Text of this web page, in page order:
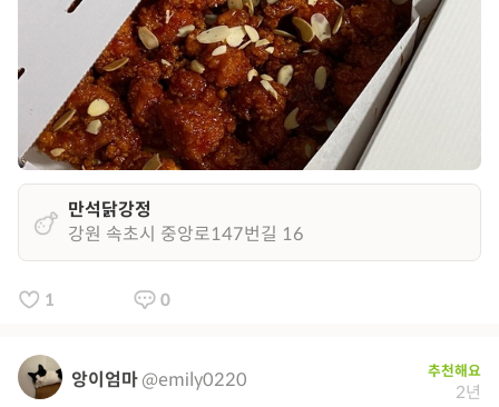
만석닭강정
강원 속초시 중앙로147번길 16
1 0
앙이엄마@emily0220 추천해요
2년